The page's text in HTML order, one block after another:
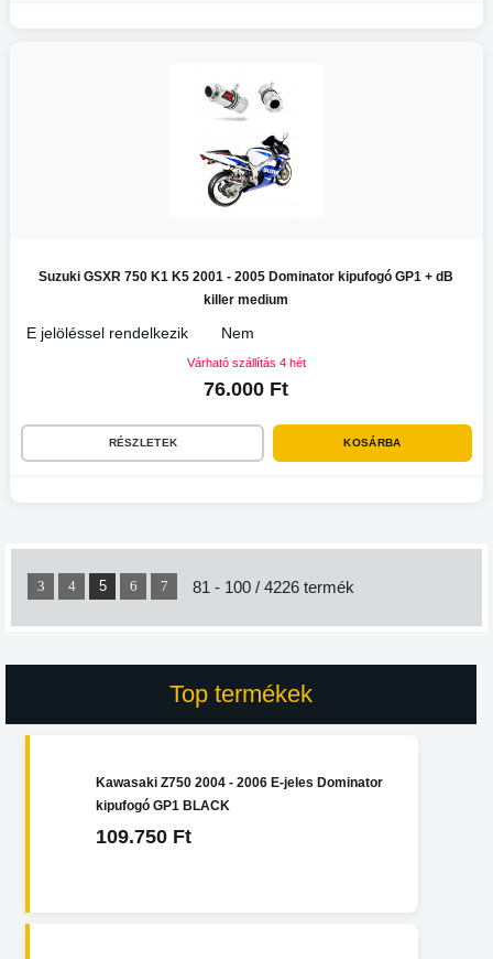
Suzuki GSXR 750 K1 K5 2001 - 2005 Dominator kipufogó GP1 + dB
killer medium
E jelöléssel rendelkezik Nem
Várható szállítás 4 hét
76.000 Ft
RÉSZLETEK KOSÁRBA
3 4 5 6 7 81 - 100 / 4226 termék
Top termékek
Kawasaki Z750 2004 - 2006 E-jeles Dominator
kipufogó GP1 BLACK
109.750 Ft